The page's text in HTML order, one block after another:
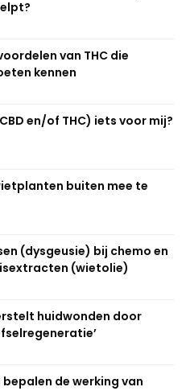
van THC die
kennen
en/of THC) iets voor mij?
buiten mee te
(dysgeusie) bij chemo en
(wietolie)
huidwonden door
de werking van